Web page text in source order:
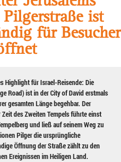
ist
für Besucher
Highlight für Israel-Reisende: Die
Road) ist in der City of David erstmals
gesamten Länge begehbar. Der
des Zweiten Tempels führte einst
und ließ auf seinem Weg zu
Pilger die ursprüngliche
Öffnung der Straße zählt zu den
Ereignissen im Heiligen Land.